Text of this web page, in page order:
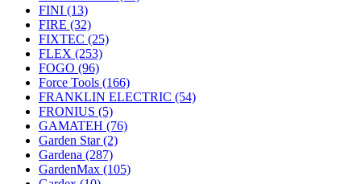
FINI (13)
FIRE (32)
FIXTEC (25)
FLEX (253)
FOGO (96)
Force Tools (166)
FRANKLIN ELECTRIC (54)
FRONIUS (5)
GAMATEH (76)
Garden Star(2)
Gardena (287)
GardenMax (105)